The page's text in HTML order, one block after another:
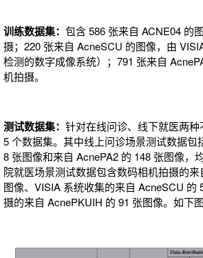
训练数据集： 包含 586 张来自 ACNE04 的
摄；220 张来自 AcneSCU 的图像，由
检测的数字成像系统）；791 张来自
机拍摄。
测试数据集： 针对在线问诊、线下就医两
5 个数据集。其中线上问诊场景测试数据包
8 张图像和来自 AcnePA2 的 148 张图像，
院就医场景测试数据包含数码相机拍摄的
图像、VISIA 系统收集的来自 AcneSCU 的
摄的来自 AcnePKUIH 的 91 张图像。如下图